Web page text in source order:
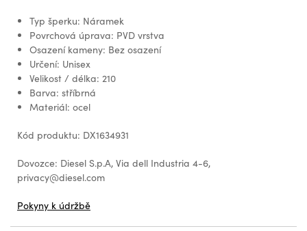
Typ šperku: Náramek
Povrchová úprava: PVD vrstva
Osazení kameny: Bez osazení
Určení: Unisex
Velikost / délka: 210
Barva: stříbrná
Materiál: ocel
Kód produktu: DX1634931
Dovozce: Diesel S.p.A, Via dell Industria 4-6,
privacy@diesel.com
Pokyny k údržbě